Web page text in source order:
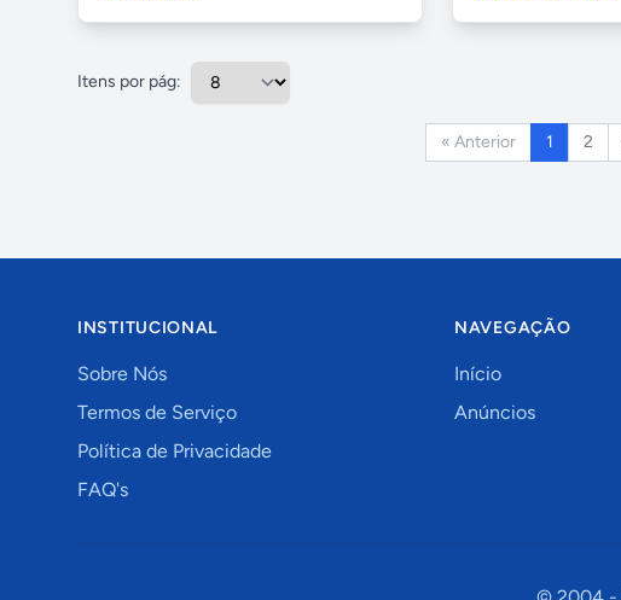
Itens por pág:
« Anterior 1 2
INSTITUCIONAL
Sobre Nós
Termos de Serviço
Política de Privacidade
FAQ's
NAVEGAÇÃO
Início
Anúncios